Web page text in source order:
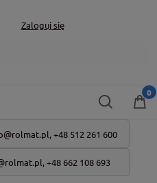
Zaloguj się
+48 512 261 600
,+48 662 108 693